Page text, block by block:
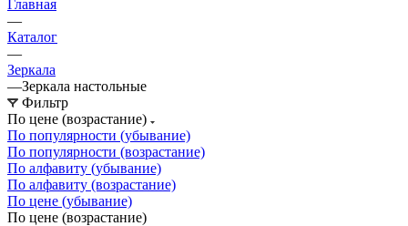
Главная
—
Каталог
—
Зеркала
—Зеркала настольные
Фильтр
По цене (возрастание)
По популярности (убывание)
По популярности (возрастание)
По алфавиту (убывание)
По алфавиту (возрастание)
По цене (убывание)
По цене (возрастание)